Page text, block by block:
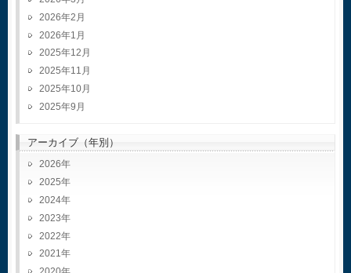
2026年2月
2026年1月
2025年12月
2025年11月
2025年10月
2025年9月
アーカイブ（年別）
2026
2025
2024
2023
2022
2021